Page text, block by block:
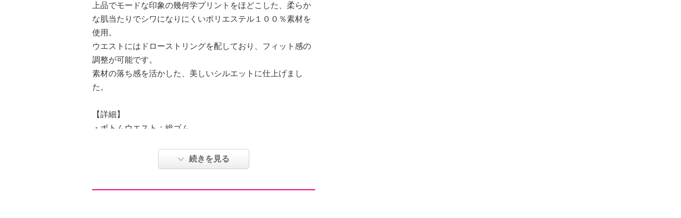
上品でモードな印象の幾何学プリントをほどこした、柔らか
な肌当たりでシワになりにくいポリエステル１００％素材を
使用。
ウエストにはドローストリングを配しており、フィット感の
調整が可能です。
素材の落ち感を活かした、美しいシルエットに仕上げまし
た。
【詳細】
・ボトムウエスト：総ゴム
・ポケット：外側（前）２個
続きを見る